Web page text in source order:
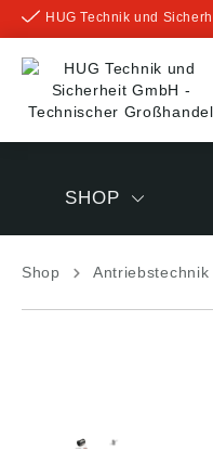
springen
HUG Technik und
SHOP
Shop Antriebstechnik